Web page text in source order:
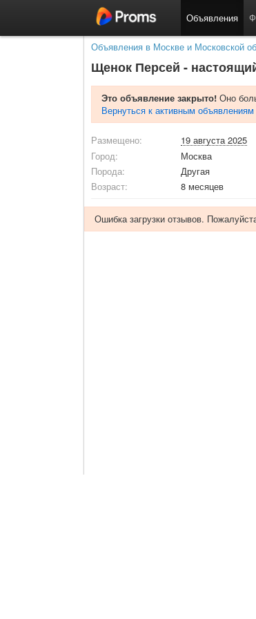
Объявления
Объявления в Москве и Московской
Щенок Персей -
Это объявление закрыто! Оно
Вернуться к активным
Размещено: 19 августа 2025
Город:
Москва
Порода:
Другая
Возраст:
8 месяцев
Ошибка загрузки отзывов.